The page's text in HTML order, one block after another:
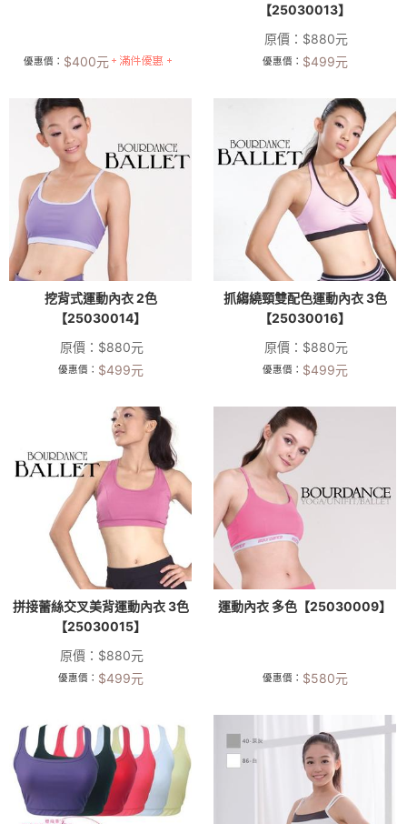
優惠價： $400元
【25030013】
原價： $880元
優惠價： $499元
挖背式運動內衣 2色
【25030014】
原價： $880元
優惠價： $499元
抓縐繞頸雙配色運動內衣 3色
【25030016】
原價： $880元
優惠價： $499元
拼接蕾絲交叉美背運動內衣 3色
【25030015】
原價： $880元
優惠價： $499元
運動內衣 多色【25030009】
優惠價： $580元